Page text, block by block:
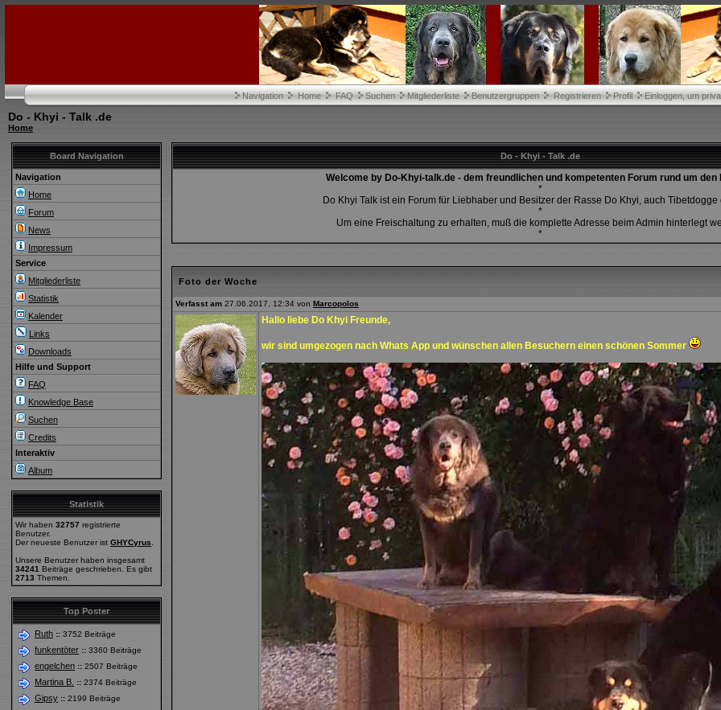
Navigation Home FAQ Suchen Mitgliederliste Benutzergruppen Registrieren Profil Einloggen, um
Do - Khyi - Talk .de
Home
Board Navigation
Navigation
Home
Forum
News
Impressum
Service
Mitgliederliste
Statistik
Kalender
Links
Downloads
Hilfe und Support
FAQ
Knowledge Base
Suchen
Credits
Interaktiv
Album
Statistik
Wir haben 32757 registrierte
Benutzer.
Der neueste Benutzer ist GHYCyrus
Unsere Benutzer haben insgesamt
34241 Beiträge geschrieben. Es gibt
2713 Themen.
Top Poster
Ruth :: 3752 Beiträge
funkentöter :: 3360 Beiträge
engelchen :: 2507 Beiträge
Martina B. :: 2374 Beiträge
Gipsy :: 2199 Beiträge
Do - Khyi - Talk .de
Welcome by Do-Khyi-talk.de - dem freundlichen und kompetenten Forum rund um den
*
Do Khyi Talk ist ein Forum für Liebhaber und Besitzer der Rasse Do Khyi, auch Tibetdogge
*
Um eine Freischaltung zu erhalten, muß die komplette Adresse beim Admin hinterlegt
*
Foto der Woche
Verfasst am 27.06.2017, 12:34 von Marcopolos
Hallo liebe Do Khyi Freunde,
wir sind umgezogen nach Whats App und wünschen allen Besuchern einen schönen Sommer